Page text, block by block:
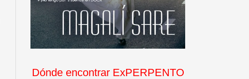
Dónde encontrar ExPERPENTO